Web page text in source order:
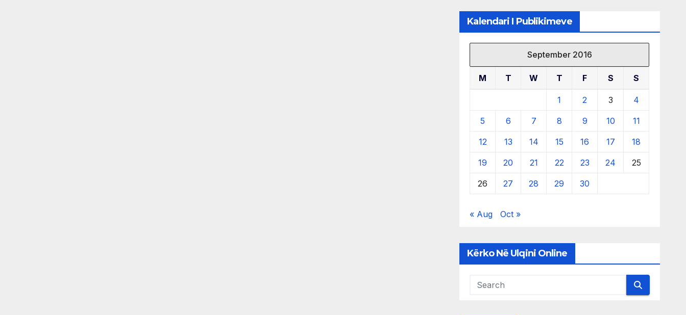
Kalendari I Publikimeve
September 2016
M T W T F S S
1 2 3 4
5 6 7 8 9 10 11
12 13 14 15 16 17 18
19 20 21 22 23 24 25
26 27 28 29 30
« Aug Oct »
Kërko Në Ulqini Online